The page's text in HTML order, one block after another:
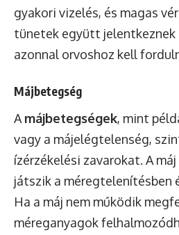
gyakori vizelés, és magas
tünetek együtt jelentkeznek
azonnal orvoshoz kell
Májbetegség
Amájbetegségek, mint
vagy a májelégtelenség,
ízérzékelési zavarokat. A
játszik a méregtelenítésben
Ha a máj nem működik
méreganyagok